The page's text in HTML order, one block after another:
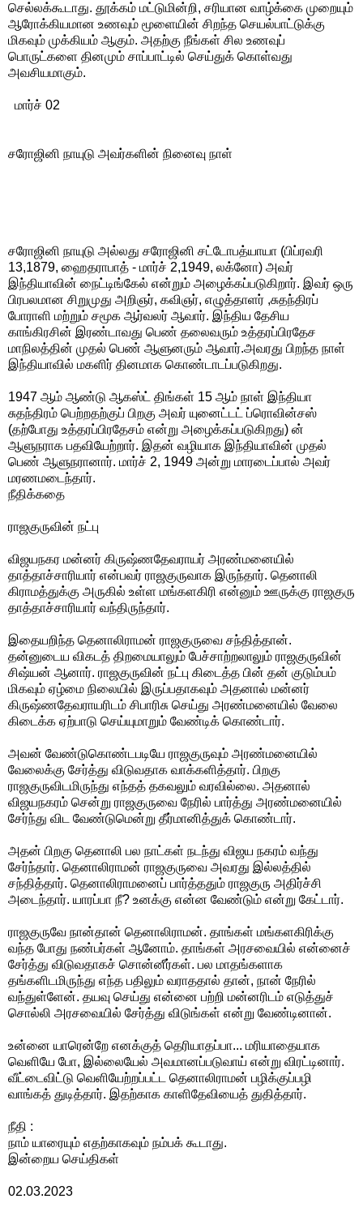
செல்லக்கூடாது. தூக்கம் மட்டுமின்றி, சரியான வாழ்க்கை முறையும்
ஆரோக்கியமான உணவும் மூளையின் சிறந்த செயல்பாட்டுக்கு
மிகவும் முக்கியம் ஆகும். அதற்கு நீங்கள் சில உணவுப்
பொருட்களை தினமும் சாப்பாட்டில் செய்துக் கொள்வது
அவசியமாகும்.
மார்ச் 02
சரோஜினி நாயுடு அவர்களின் நினைவு நாள்
சரோஜினி நாயுடு அல்லது சரோஜினி சட்டோபத்யாயா (பிப்ரவரி
13,1879, ஹைதராபாத் - மார்ச் 2,1949, லக்னோ) அவர்
இந்தியாவின் நைட்டிங்கேல் என்றும் அழைக்கப்படுகிறார். இவர் ஒரு
பிரபலமான சிறுமுது அறிஞர், கவிஞர், எழுத்தாளர் ,சுதந்திரப்
போராளி மற்றும் சமூக ஆர்வலர் ஆவார். இந்திய தேசிய
காங்கிரசின் இரண்டாவது பெண் தலைவரும் உத்தரப்பிரதேச
மாநிலத்தின் முதல் பெண் ஆளுனரும் ஆவார்.அவரது பிறந்த நாள்
இந்தியாவில் மகளிர் தினமாக கொண்டாடப்படுகிறது.
1947 ஆம் ஆண்டு ஆகஸ்ட் திங்கள் 15 ஆம் நாள் இந்தியா
சுதந்திரம் பெற்றதற்குப் பிறகு அவர் யுனைட்டட் ப்ரொவின்சஸ்
(தற்போது உத்தரப்பிரதேசம் என்று அழைக்கப்படுகிறது) ன்
ஆளுநராக பதவியேற்றார். இதன் வழியாக இந்தியாவின் முதல்
பெண் ஆளுநரானார். மார்ச் 2, 1949 அன்று மாரடைப்பால் அவர்
மரணமடைந்தார்.
நீதிக்கதை
ராஜகுருவின் நட்பு
விஜயநகர மன்னர் கிருஷ்ணதேவராயர் அரண்மனையில்
தாத்தாச்சாரியார் என்பவர் ராஜகுருவாக இருந்தார். தெனாலி
கிராமத்துக்கு அருகில் உள்ள மங்களகிரி என்னும் ஊருக்கு ராஜகுரு
தாத்தாச்சாரியார் வந்திருந்தார்.
இதையறிந்த தெனாலிராமன் ராஜகுருவை சந்தித்தான்.
தன்னுடைய விகடத் திறமையாலும் பேச்சாற்றலாலும் ராஜகுருவின்
சிஷ்யன் ஆனார். ராஜகுருவின் நட்பு கிடைத்த பின் தன் குடும்பம்
மிகவும் ஏழ்மை நிலையில் இருப்பதாகவும் அதனால் மன்னர்
கிருஷ்ணதேவராயரிடம் சிபாரிசு செய்து அரண்மனையில் வேலை
கிடைக்க ஏற்பாடு செய்யுமாறும் வேண்டிக் கொண்டார்.
அவன் வேண்டுகொண்டபடியே ராஜகுருவும் அரண்மனையில்
வேலைக்கு சேர்த்து விடுவதாக வாக்களித்தார். பிறகு
ராஜகுருவிடமிருந்து எந்தத் தகவலும் வரவில்லை. அதனால்
விஜயநகரம் சென்று ராஜகுருவை நேரில் பார்த்து அரண்மனையில்
சேர்ந்து விட வேண்டுமென்று தீர்மானித்துக் கொண்டார்.
அதன் பிறகு தெனாலி பல நாட்கள் நடந்து விஜய நகரம் வந்து
சேர்ந்தார். தெனாலிராமன் ராஜகுருவை அவரது இல்லத்தில்
சந்தித்தார். தெனாலிராமனைப் பார்த்ததும் ராஜகுரு அதிர்ச்சி
அடைந்தார். யாரப்பா நீ? உனக்கு என்ன வேண்டும் என்று கேட்டார்.
ராஜகுருவே நான்தான் தெனாலிராமன். தாங்கள் மங்களகிரிக்கு
வந்த போது நண்பர்கள் ஆனோம். தாங்கள் அரசவையில் என்னைச்
சேர்த்து விடுவதாகச் சொன்னீர்கள். பல மாதங்களாக
தங்களிடமிருந்து எந்த பதிலும் வராததால் தான், நான் நேரில்
வந்துள்ளேன். தயவு செய்து என்னை பற்றி மன்னரிடம் எடுத்துச்
சொல்லி அரசவையில் சேர்த்து விடுங்கள் என்று வேண்டினான்.
உன்னை யாரென்றே எனக்குத் தெரியாதப்பா... மரியாதையாக
வெளியே போ, இல்லையேல் அவமானப்படுவாய் என்று விரட்டினார்.
வீட்டைவிட்டு வெளியேற்றப்பட்ட தெனாலிராமன் பழிக்குப்பழி
வாங்கத் துடித்தார். இதற்காக காளிதேவியைத் துதித்தார்.
நீதி :
நாம் யாரையும் எதற்காகவும் நம்பக் கூடாது.
இன்றைய செய்திகள்
02.03.2023